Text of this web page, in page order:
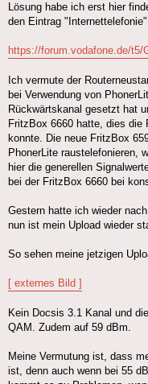
Lösung habe ich erst hier
den Eintrag
https://forum.vodafone.de/t5/
Ich vermute der
bei Verwendung von
Rückwärtskanal gesetzt hat
FritzBox 6660 hatte, dies die
konnte. Die neue FritzBox
PhonerLite raustelefonieren,
hier die generellen
bei der FritzBox 6660 bei
Gestern hatte ich wieder
nun ist mein Upload wieder
So sehen meine jetzigen
[ externes Bild ]
Kein Docsis 3.1 Kanal und
QAM. Zudem auf 59 dBm.
Meine Vermutung ist, dass
ist, denn auch wenn bei 55